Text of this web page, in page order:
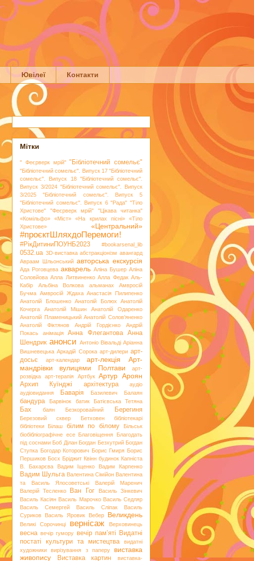
Ювілеї Контакти
Мітки
" Феєрверк мрій" "Бібліотечний сомельє"
"Бібліотечний сомельє". Випуск 17 "Бібліотечний
сомельє". Випуск 18
"Бібліотечний сомельє".
Випуск 3/2024 "Бібліотечний сомельє". Випуск
3/2025
"Бібліотечний сомельє". Випуск 5
"Бібліотечний сомельє". Випуск 6 "Рада" "Тіло
Христове"
"Феєрверк мрій"
"Цікава читанка"
«Комільфо»
«Міст» «На крилах пісні»
«Тіло
Христове»
«Центральний»
#проєктШляхдоПеремоги!
#РікДитиниПОУНБ2023 #bookarsenal_lib
0532.ua 3D-виставка абстракціонізм авангард
Авраам Шльонський авторська екскурсія
Ада Роговцева акварель Аліна Бушер Аліна
Соловйова Алла Литвиненко Алла Федак Аль-
Кабір
Альбіна Волкова альманах
Амвросій
Бучма Амвросій Ждаха Анастасія Пилипенко
Анатолій Блошенко
Анатолій Болюх
Анатолій
Кочерга
Анатолій Мішин
Анатолій Одаренко
Анатолій Пламеницький Анатолій Солов’яненко
Анатолій Фіктянов
Андрій Гордієнко
Андрій
Покась
анімація Анна Флегантова
Анна
Шендрик анонси Антоніо Вівальді Аріанна
Вишневецька Аркадій Сорока арт-дилери арт-
досьє
арт-календар арт-лекція
Арт-
мандрівки вулицями Полтави
арт-
розвідка
арт-терапія Артбук Артур Ароян
Архип Куїнджі архітектура
аудіо
аудіовидання
Баварія Базилевич Балаян
бандура Барвінок батик Батієвська Тетяна
Бах баян Безкоровайний Берегиня
Березовий сквер Бетховен
бібліотекарі
бібліотеки
Білаш білим по білому
Більськ
біобібліографічне есе
Благовіщення
Благодать
під соснами Боб Ділан Богдан Безхутрий Богдан
Ступка Богодар Которович Борис Гмиря Борис
Першиков Босх Бріджит Квінн будинок Капніста
В. Бахарєва
Вадим Іщенко Вадим Карпенко
Вадим Шульга Валентина Сімійон Валентина
та Василь Ялосоветські
Валерій Маренич
Валерій Тесленко
Ван Гог
Василь Зінкевич
Василь Касіян Василь Марочко Василь Седляр
Василь Семергей
Василь Сліпак
Василь
Суриков
Василь Яровик Вебер Великдень
Великі Сорочинці вернісаж Верховинець
весна вечір гумору вечір пам’яті
Видатні
постаті культури та мистецтва
видатні
художники
вирізування з паперу
виставка
живопису
Виставка картин
виставка-